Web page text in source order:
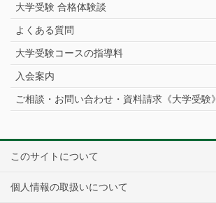
大学受験 合格体験談
よくある質問
大学受験コースの指導料
入会案内
ご相談・お問い合わせ・資料請求《大学受験》
このサイトについて
個人情報の取扱いについて